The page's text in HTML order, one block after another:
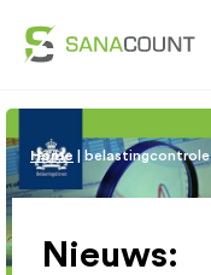
Home |belastingcontrole
Nieuws: